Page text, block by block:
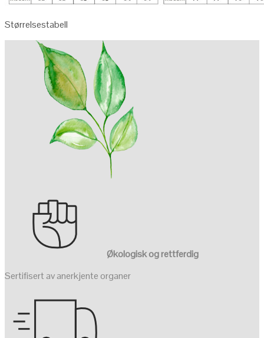
Størrelsestabell
Økologisk og rettferdig
Sertifisert av anerkjente organer